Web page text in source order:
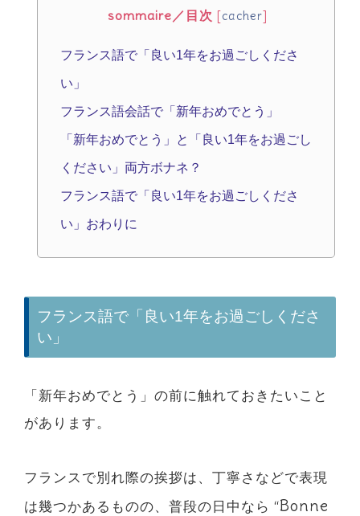
sommaire／目次 [cacher]
フランス語で「良い1年をお過ごしくださ
い」
フランス語会話で「新年おめでとう」
「新年おめでとう」と「良い1年をお過ごし
ください」両方ボナネ？
フランス語で「良い1年をお過ごしくださ
い」おわりに
フランス語で「良い1年をお過ごしくださ
い」
「新年おめでとう」の前に触れておきたいこと
があります。
フランスで別れ際の挨拶は、丁寧さなどで表現
は幾つかあるものの、普段の日中なら “Bonne